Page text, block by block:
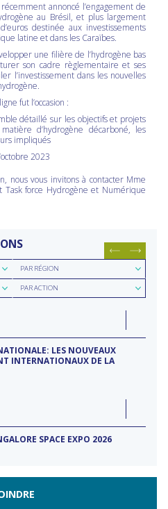
annoncé l’engagement de
au Brésil, et plus largement
destinée aux investissements
latine et dans les Caraïbes.
une filière de l’hydrogène bas
son cadre règlementaire et ses
l’investissement dans les nouvelles
fut l’occasion :
détaillé sur les objectifs et projets
d’hydrogène décarboné, les
impliqués
2023
nous vous invitons à contacter Mme
Task force Hydrogène et Numérique
Rechercher
par
région
PAR RÉGION
Rechercher
parPAR ACTION
LES NOUVEAUX
INTERNATIONAUX DE LA
SPACE EXPO 2026